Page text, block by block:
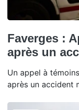
Faverges :
après un
Un appel à
après un accident